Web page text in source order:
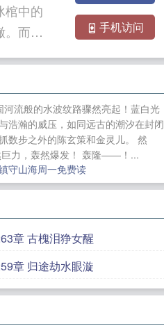
棺中的
。而漫
江上
，每一
所谓出
正是千
代守陵
金的亲
夏 网
行之悔婚
不及你可
手机访问
流般的水波纹路骤然亮起！蓝白光
浩瀚的威压，如同远古的潮汐在封闭
数步之外的陈玄策和金灵儿。 然
巨力，轰然爆发！ 轰隆——！...
守山海周一免费读
章 古槐泪狰女醒
章 归途劫水眼漩